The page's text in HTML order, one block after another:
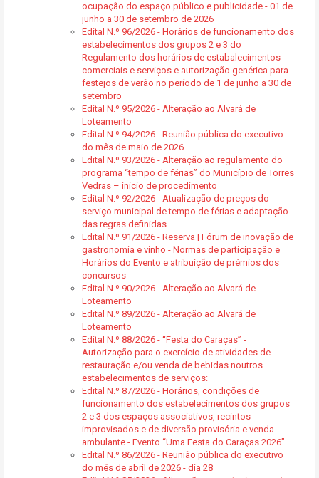
ocupação do espaço público e publicidade - 01 de
junho a 30 de setembro de 2026
Edital N.º 96/2026 - Horários de funcionamento dos
estabelecimentos dos grupos 2 e 3 do
Regulamento dos horários de estabalecimentos
comerciais e serviços e autorização genérica para
festejos de verão no período de 1 de junho a 30 de
setembro
Edital N.º 95/2026 - Alteração ao Alvará de
Loteamento
Edital N.º 94/2026 - Reunião pública do executivo
do mês de maio de 2026
Edital N.º 93/2026 - Alteração ao regulamento do
programa “tempo de férias” do Município de Torres
Vedras – início de procedimento
Edital N.º 92/2026 - Atualização de preços do
serviço municipal de tempo de férias e adaptação
das regras definidas
Edital N.º 91/2026 - Reserva | Fórum de inovação de
gastronomia e vinho - Normas de participação e
Horários do Evento e atribuição de prémios dos
concursos
Edital N.º 90/2026 - Alteração ao Alvará de
Loteamento
Edital N.º 89/2026 - Alteração ao Alvará de
Loteamento
Edital N.º 88/2026 - “Festa do Caraças” -
Autorização para o exercício de atividades de
restauração e/ou venda de bebidas noutros
estabelecimentos de serviços:
Edital N.º 87/2026 - Horários, condições de
funcionamento dos estabelecimentos dos grupos
2 e 3 dos espaços associativos, recintos
improvisados e de diversão provisória e venda
ambulante - Evento “Uma Festa do Caraças 2026”
Edital N.º 86/2026 - Reunião pública do executivo
do mês de abril de 2026 - dia 28